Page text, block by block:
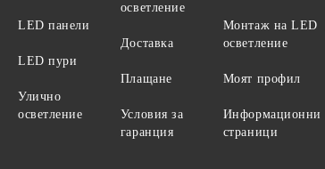
LED панели
LED пури
Улично
осветление
осветление
Доставка
Плащане
Условия за
гаранция
Монтаж на LED
осветление
Моят профил
Информационни
страници